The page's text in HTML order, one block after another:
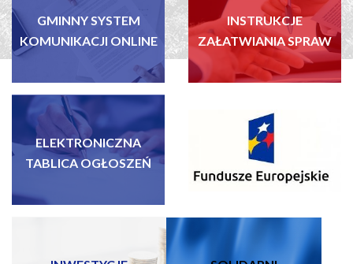
GMINNY SYSTEM
KOMUNIKACJI ONLINE
INSTRUKCJE
ZAŁATWIANIA SPRAW
ELEKTRONICZNA
TABLICA OGŁOSZEŃ
FUNDUSZE EUROPEJSKIE